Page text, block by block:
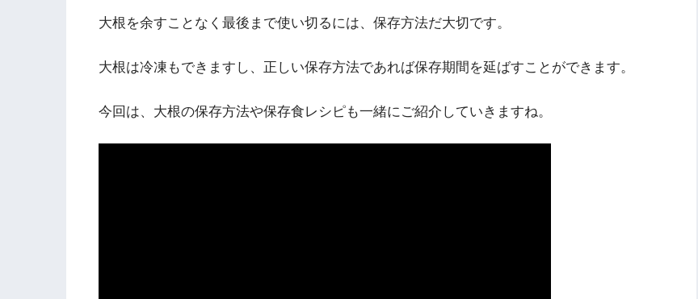
大根を余すことなく最後まで使い切るには、保存方法だ大切です。
大根は冷凍もできますし、正しい保存方法であれば保存期間を延ばすことができます。
今回は、大根の保存方法や保存食レシピも一緒にご紹介していきますね。